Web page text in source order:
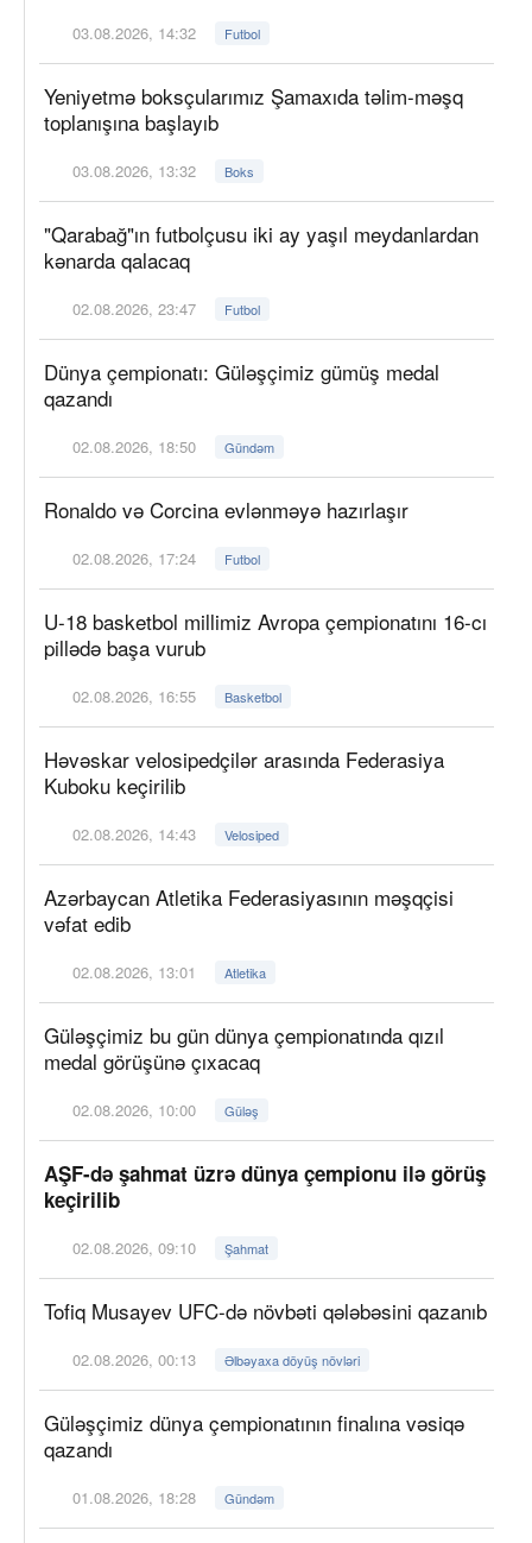
03.08.2026, 14:32 Futbol
Yeniyetmə boksçularımız Şamaxıda təlim-məşq
toplanışına başlayıb
03.08.2026, 13:32 Boks
"Qarabağ"ın futbolçusu iki ay yaşıl meydanlardan
kənarda qalacaq
02.08.2026, 23:47 Futbol
Dünya çempionatı: Güləşçimiz gümüş medal
qazandı
02.08.2026, 18:50 Gündəm
Ronaldo və Corcina evlənməyə hazırlaşır
02.08.2026, 17:24 Futbol
U-18 basketbol millimiz Avropa çempionatını 16-cı
pillədə başa vurub
02.08.2026, 16:55 Basketbol
Həvəskar velosipedçilər arasında Federasiya
Kuboku keçirilib
02.08.2026, 14:43 Velosiped
Azərbaycan Atletika Federasiyasının məşqçisi
vəfat edib
02.08.2026, 13:01 Atletika
Güləşçimiz bu gün dünya çempionatında qızıl
medal görüşünə çıxacaq
02.08.2026, 10:00 Güləş
AŞF-də şahmat üzrə dünya çempionu ilə görüş
keçirilib
02.08.2026, 09:10 Şahmat
Tofiq Musayev UFC-də növbəti qələbəsini qazanıb
02.08.2026, 00:13 Əlbəyaxa döyüş növləri
Güləşçimiz dünya çempionatının finalına vəsiqə
qazandı
01.08.2026, 18:28 Gündəm